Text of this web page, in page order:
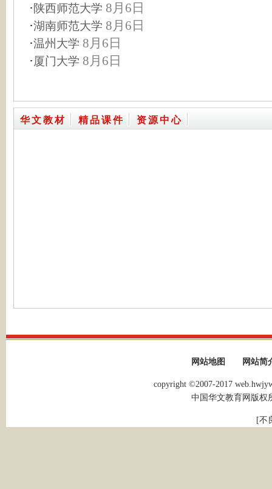
·陕西师范大学 8月6日
·湖南师范大学 8月6日
·温州大学 8月6日
·厦门大学 8月6日
华文教材 精品课件 资源中心
网站地图 网站简
copyright ©2007-2017
中国华文教育网版权
[不